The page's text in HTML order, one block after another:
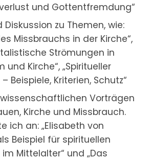
und Gottentfremdung“
zu Themen, wie:
Missbrauchs in der Kirche“,
Strömungen in
und Kirche“, „Spiritueller
Beispiele, Kriterien, Schutz“
Vorträgen
Kirche und Missbrauch.
ich an: „Elisabeth von
Beispiel für spirituellen
Mittelalter“ und „Das